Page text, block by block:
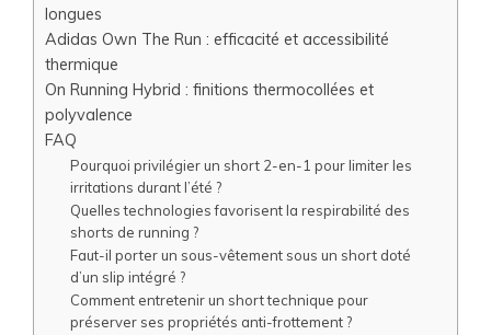
longues
Adidas Own The Run : efficacité et accessibilité
thermique
On Running Hybrid : finitions thermocollées et
polyvalence
FAQ
Pourquoi privilégier un short 2-en-1 pour limiter les
irritations durant l’été ?
Quelles technologies favorisent la respirabilité des
shorts de running ?
Faut-il porter un sous-vêtement sous un short doté
d’un slip intégré ?
Comment entretenir un short technique pour
préserver ses propriétés anti-frottement ?